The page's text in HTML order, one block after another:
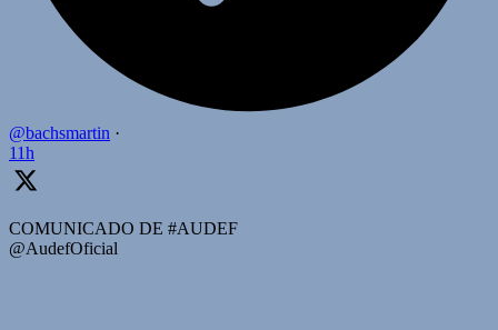
@bachsmartin ·
11h
COMUNICADO DE #AUDEF
@AudefOficial